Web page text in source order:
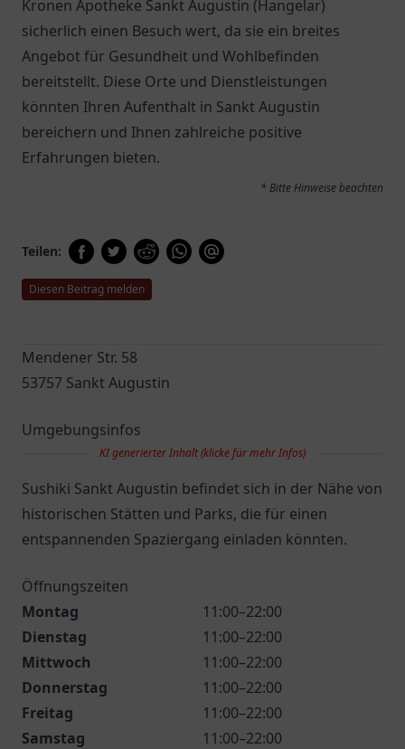
Kronen Apotheke Sankt Augustin (Hangelar)
sicherlich einen Besuch wert, da sie ein breites
Angebot für Gesundheit und Wohlbefinden
bereitstellt. Diese Orte und Dienstleistungen
könnten Ihren Aufenthalt in Sankt Augustin
bereichern und Ihnen zahlreiche positive
Erfahrungen bieten.
* Bitte Hinweise beachten
Teilen:
Diesen Beitrag melden
Mendener Str. 58
53757 Sankt Augustin
Umgebungsinfos
KI generierter Inhalt (klicke für mehr Infos)
Sushiki Sankt Augustin befindet sich in der Nähe von
historischen Stätten und Parks, die für einen
entspannenden Spaziergang einladen könnten.
Öffnungszeiten
Montag
11:00–22:00
Dienstag
11:00–22:00
Mittwoch
11:00–22:00
Donnerstag
11:00–22:00
Freitag
11:00–22:00
Samstag
11:00–22:00